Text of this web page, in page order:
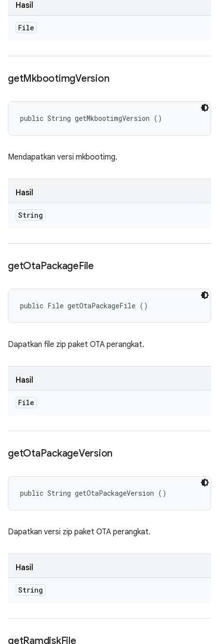
Hasil
File
getMkbootimgVersion
public String getMkbootimgVersion ()
Mendapatkan versi mkbootimg.
Hasil
String
getOtaPackageFile
public File getOtaPackageFile ()
Dapatkan file zip paket OTA perangkat.
Hasil
File
getOtaPackageVersion
public String getOtaPackageVersion ()
Dapatkan versi zip paket OTA perangkat.
Hasil
String
getRamdiskFile